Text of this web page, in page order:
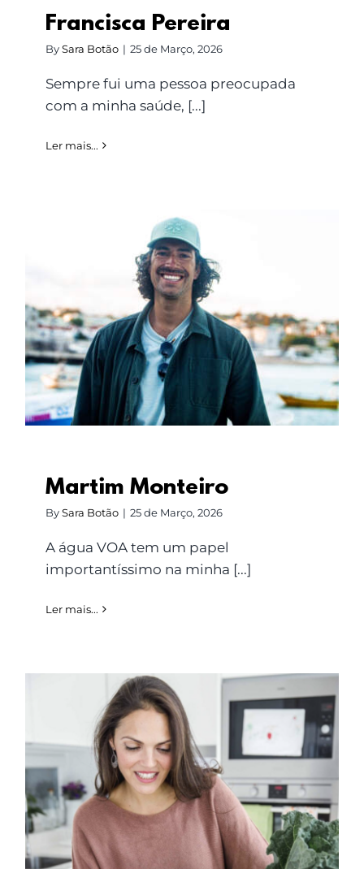
Francisca Pereira
BySara Botão | 25 de Março, 2026
Sempre fui uma pessoa preocupada
com a minha saúde, [...]
Ler mais...
Martim Monteiro
Martim Monteiro
BySara Botão | 25 de Março, 2026
A água VOA tem um papel
importantíssimo na minha [...]
Ler mais...
Eva Madeira